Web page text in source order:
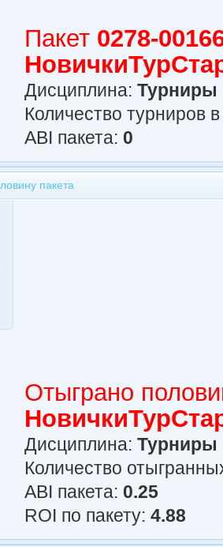
Пакет 0278-
Дисциплина: Турниры
Количество турниров
АBI пакета: 0
пакета
Отыграно
Дисциплина: Турниры
Количество
АBI пакета: 0.25
ROI по пакету: 4.88